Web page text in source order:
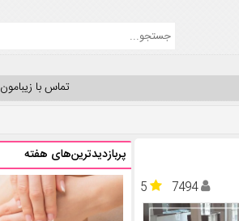
تماس با زیبامون
5
7494
پربازدیدترین‌های هفته